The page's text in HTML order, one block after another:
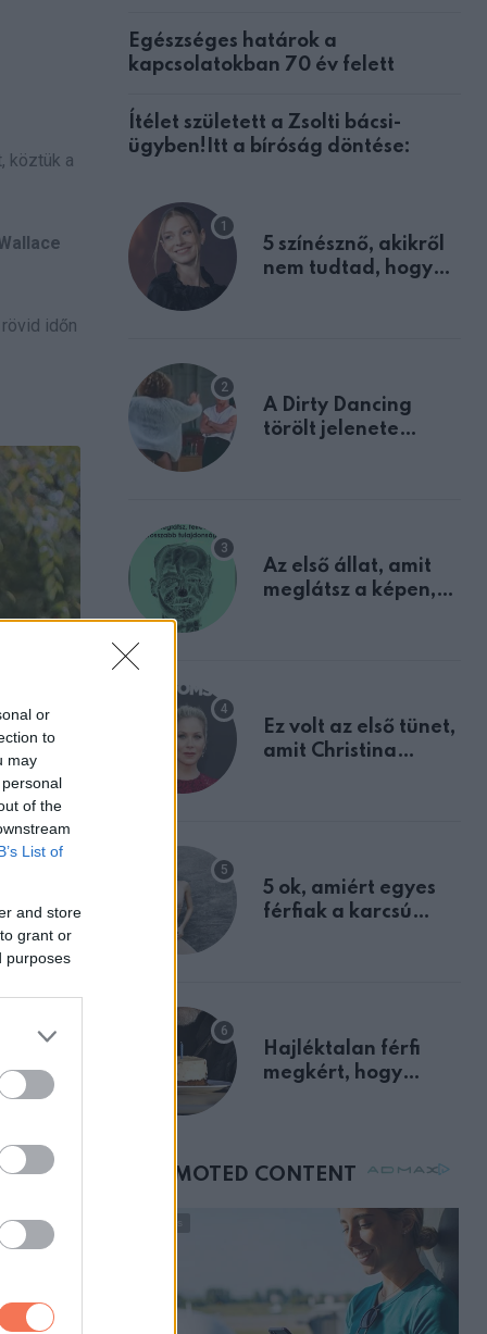
or
to
may
of the
List of
and store
grant or
purposes
köztük a
időn
Egészséges határok a
kapcsolatokban 70 év felett
Ítélet született a Zsolti bácsi-
ügyben!Itt a bíróság döntése:
5 színésznő, akikről
nem tudtad, hogy
A Dirty Dancing
törölt jelenete
Az első állat, amit
meglátsz a képen,
Ez volt az első tünet,
amit Christina
5 ok, amiért egyes
férfiak a karcsú
Hajléktalan férfi
megkért, hogy
mellettem ült az első